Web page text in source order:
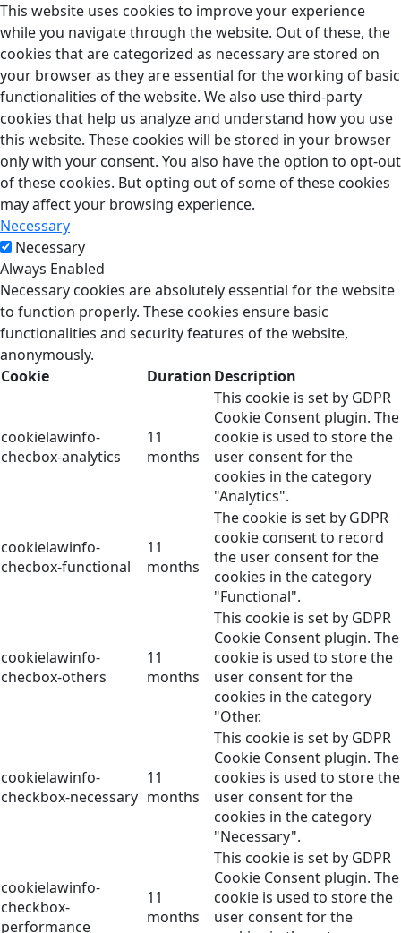
This website uses cookies to improve your experience
while you navigate through the website. Out of these, the
cookies that are categorized as necessary are stored on
your browser as they are essential for the working of basic
functionalities of the website. We also use third-party
cookies that help us analyze and understand how you use
this website. These cookies will be stored in your browser
only with your consent. You also have the option to opt-out
of these cookies. But opting out of some of these cookies
may affect your browsing experience.
Necessary
Necessary
Always Enabled
Necessary cookies are absolutely essential for the website
to function properly. These cookies ensure basic
functionalities and security features of the website,
anonymously.
Cookie
DurationDescription
cookielawinfo-
checbox-analytics
11
months
This cookie is set by GDPR
Cookie Consent plugin. The
cookie is used to store the
user consent for the
cookies in the category
"Analytics".
cookielawinfo-
checbox-functional
11
months
The cookie is set by GDPR
cookie consent to record
the user consent for the
cookies in the category
"Functional".
cookielawinfo-
checbox-others
11
months
This cookie is set by GDPR
Cookie Consent plugin. The
cookie is used to store the
user consent for the
cookies in the category
"Other.
cookielawinfo-
checkbox-necessary
11
months
This cookie is set by GDPR
Cookie Consent plugin. The
cookies is used to store the
user consent for the
cookies in the category
"Necessary".
cookielawinfo-
checkbox-
performance
11
months
This cookie is set by GDPR
Cookie Consent plugin. The
cookie is used to store the
user consent for the